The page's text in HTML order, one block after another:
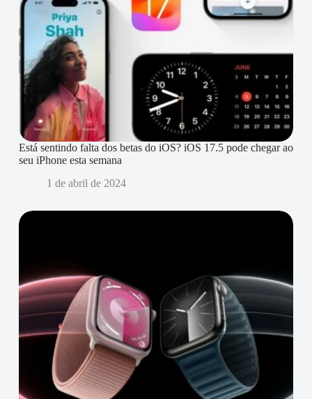
Está sentindo falta dos betas do iOS? iOS 17.5 pode chegar ao
seu iPhone esta semana
1 de abril de 2024